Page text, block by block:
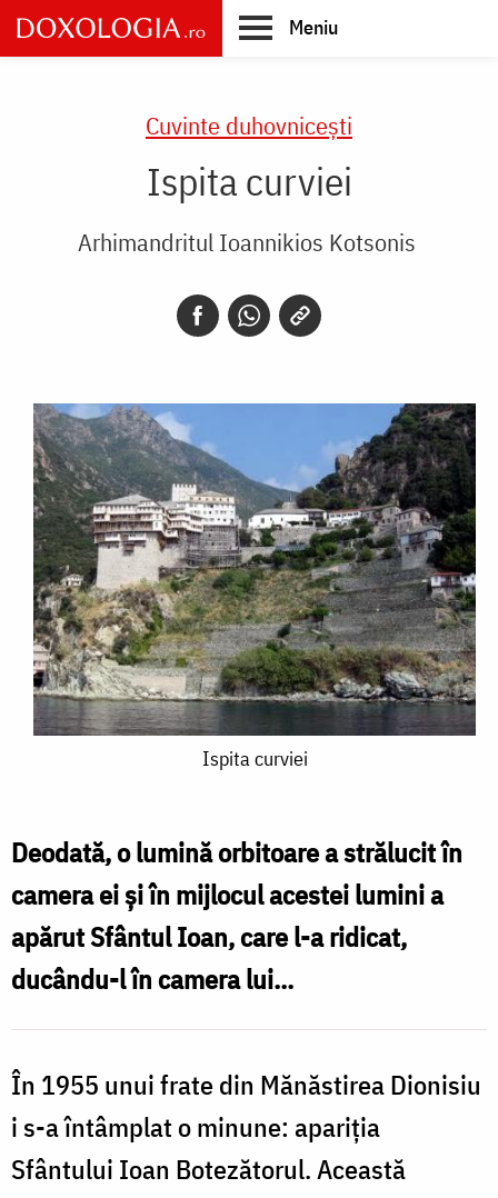
Skip
to
main
Meniu
Cuvinte duhovnicești
Ispita curviei
Arhimandritul Ioannikios Kotsonis
Ispita curviei
Deodată, o lumină orbitoare a strălucit în
camera ei şi în mijlocul acestei lumini a
apărut Sfântul Ioan, care l-a ridicat,
ducându-l în camera lui...
În 1955 unui frate din Mănăstirea Dionisiu
i s-a întâmplat o minune: apariţia
Sfântului Ioan Botezătorul. Această